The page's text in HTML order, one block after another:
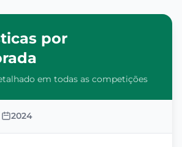
por
em todas as competições
2024